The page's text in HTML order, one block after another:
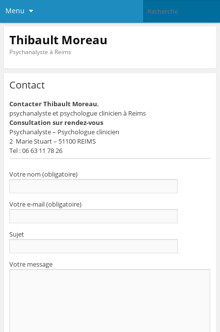
Menu
Thibault Moreau
Psychanalyste à Reims
Contact
Contacter Thibault Moreau,
psychanalyste et psychologue clinicien à Reims
Consultation sur rendez-vous
Psychanalyste – Psychologue clinicien
2 Marie Stuart – 51100 REIMS
Tel : 06 63 11 78 26
Votre nom (obligatoire)
Votre e-mail (obligatoire)
Sujet
Votre message